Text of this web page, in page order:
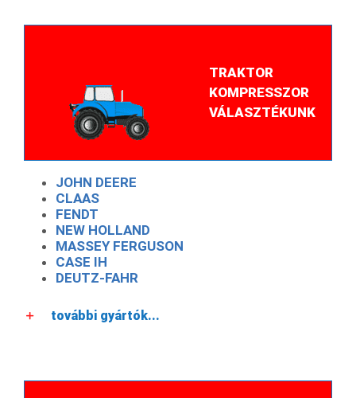
TRAKTOR
KOMPRESSZOR
VÁLASZTÉKUNK
JOHN DEERE
CLAAS
FENDT
NEW HOLLAND
MASSEY FERGUSON
CASE IH
DEUTZ-FAHR
további gyártók...